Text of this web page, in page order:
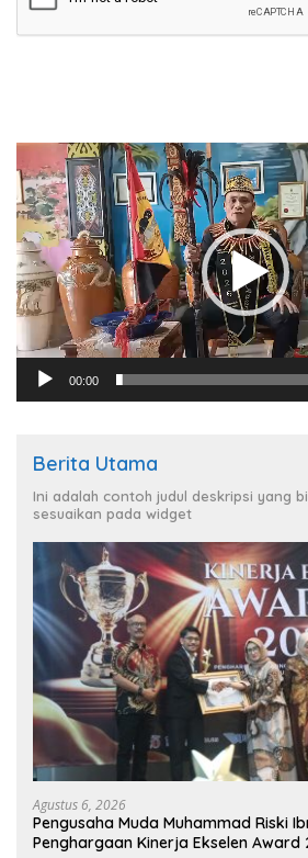
Pemutar
Video
00:00
Berita Utama
Ini adalah contoh judul deskripsi yang
sesuaikan pada widget
Agustus 6, 2026
Pengusaha Muda Muhammad Riski
Penghargaan Kinerja Ekselen Award